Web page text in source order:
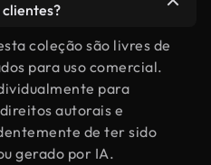
coleção são livres de
para uso comercial.
para
autorais e
de ter sido
gerado por IA.